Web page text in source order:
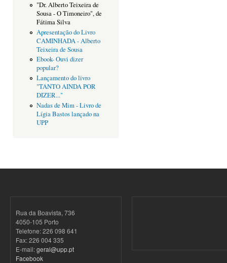
"Dr. Alberto Teixeira de
Sousa - O Timoneiro", de
Fátima Silva
Apresentação do Livro
CAMINHADA - Alberto
Teixeira de Sousa
Ebook- Ouvi dizer
popular?
Lançamento do livro
"TANTO AINDA POR
DIZER..."
Nadas de Mim - Livro de
Lígia Bastos lançado na
UPP
Rua da Boavista, 736
4050-105 Porto
Telefone: 226 098 641
Fax: 226 004 335
E-mail:geral@upp.pt
Facebook